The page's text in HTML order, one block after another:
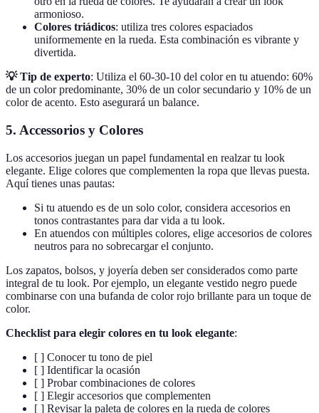
armonioso.
Colores triádicos: utiliza tres colores espaciados
uniformemente en la rueda. Esta combinación es vibrante y
divertida.
💡 Tip de experto: Utiliza el 60-30-10 del color en tu atuendo: 60%
de un color predominante, 30% de un color secundario y 10% de un
color de acento. Esto asegurará un balance.
5. Accessorios y Colores
Los accesorios juegan un papel fundamental en realzar tu look
elegante. Elige colores que complementen la ropa que llevas puesta.
Aquí tienes unas pautas:
Si tu atuendo es de un solo color, considera accesorios en
tonos contrastantes para dar vida a tu look.
En atuendos con múltiples colores, elige accesorios de colores
neutros para no sobrecargar el conjunto.
Los zapatos, bolsos, y joyería deben ser considerados como parte
integral de tu look. Por ejemplo, un elegante vestido negro puede
combinarse con una bufanda de color rojo brillante para un toque de
color.
Checklist para elegir colores en tu look elegante:
[ ] Conocer tu tono de piel
[ ] Identificar la ocasión
[ ] Probar combinaciones de colores
[ ] Elegir accesorios que complementen
[ ] Revisar la paleta de colores en la rueda de colores